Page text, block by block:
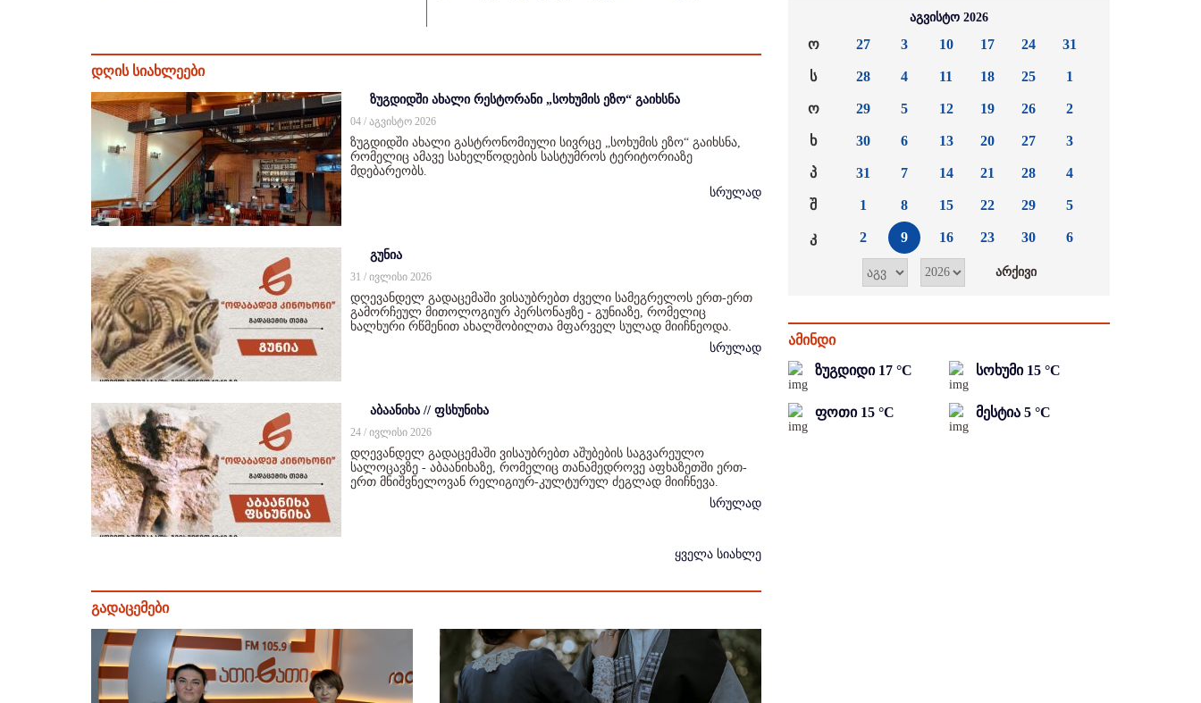
დღის სიახლეები
ზუგდიდში ახალი რესტორანი „სოხუმის ეზო“ გაიხსნა
04 / აგვისტო 2026
ზუგდიდში ახალი გასტრონომიული სივრცე „სოხუმის ეზო“ გაიხსნა,
რომელიც ამავე სახელწოდების სასტუმროს ტერიტორიაზე
მდებარეობს.
სრულად
გუნია
31 / ივლისი 2026
დღევანდელ გადაცემაში ვისაუბრებთ ძველი სამეგრელოს ერთ-ერთ
გამორჩეულ მითოლოგიურ პერსონაჟზე - გუნიაზე, რომელიც
ხალხური რწმენით ახალშობილთა მფარველ სულად მიიჩნეოდა.
სრულად
აბაანიხა // ფსხუნიხა
24 / ივლისი 2026
დღევანდელ გადაცემაში ვისაუბრებთ აშუბების საგვარეულო
სალოცავზე - აბაანიხაზე, რომელიც თანამედროვე აფხაზეთში ერთ-
ერთ მნიშვნელოვან რელიგიურ-კულტურულ ძეგლად მიიჩნევა.
სრულად
ყველა სიახლე
გადაცემები
აგვისტო 2026
ო
ს
ო
ხ
პ
შ
კ
27
28
29
30
31
1
2
3
4
5
6
7
8
9
10
11
12
13
14
15
16
17
18
19
20
21
22
23
24
25
26
27
28
29
30
31
1
2
3
4
5
6
ამინდი
ზუგდიდი 17 °C სოხუმი 15 °C
ფოთი 15 °C მესტია 5 °C